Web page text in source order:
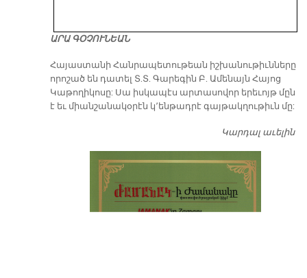
ԱՐԱ ԳՕՉՈՒՆԵԱՆ
​Հայաստանի Հանրապետութեան իշխանութիւնները
որոշած են դատել Տ.Տ. Գարեգին Բ. Ամենայն Հայոց
Կաթողիկոսը: Սա իսկապէս արտասովոր երեւոյթ մըն
է եւ միանշանակօրէն կ՚ենթադրէ գայթակղութիւն մը:
Կարդալ աւելին